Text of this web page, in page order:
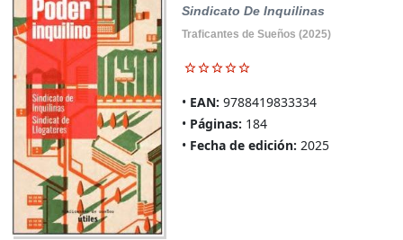
Sindicato De Inquilinas
Traficantes de Sueños (2025)
EAN: 9788419833334
Páginas: 184
Fecha de edición: 2025